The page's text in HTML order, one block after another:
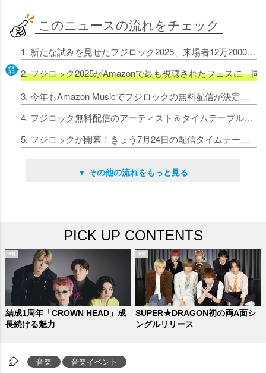
このニュースの流れをチェック
1. 新たな試みを見せたフジロック2025、来場者12万2000人 初登場の山下達郎＆Vulfpeckら出演日は完売に
2. フジロック2025がAmazonで最も視聴されたフェスに 同
3. 今年もAmazon Musicでフジロックの無料配信が決定 配信スケジュール＆アーティストは後日発表
4. フジロック無料配信のアーティスト＆タイムテーブル発表 Hi-STANDARD、藤井 風、XG、The xxら
5. フジロックが開幕！きょう7月24日の配信タイムテーブルをチェック Amazonで無料独占配信
▼ その他の流れをもっと見る
PICK UP CONTENTS
結成1周年「CROWN HEAD」成
長続ける魅力
SUPER★DRAGON初の両A面シ
ングルリリース
音楽 音楽イベント